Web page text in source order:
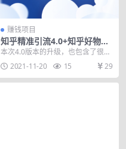
赚钱项目
知乎精准引流4.0+知乎好物变
现技术课程：多账号操作，月
本次4.0版本的升级，也包含了很多
大家从未见过的新玩法，值得期
待！因为也回访了一...
2021-11-20 15 29